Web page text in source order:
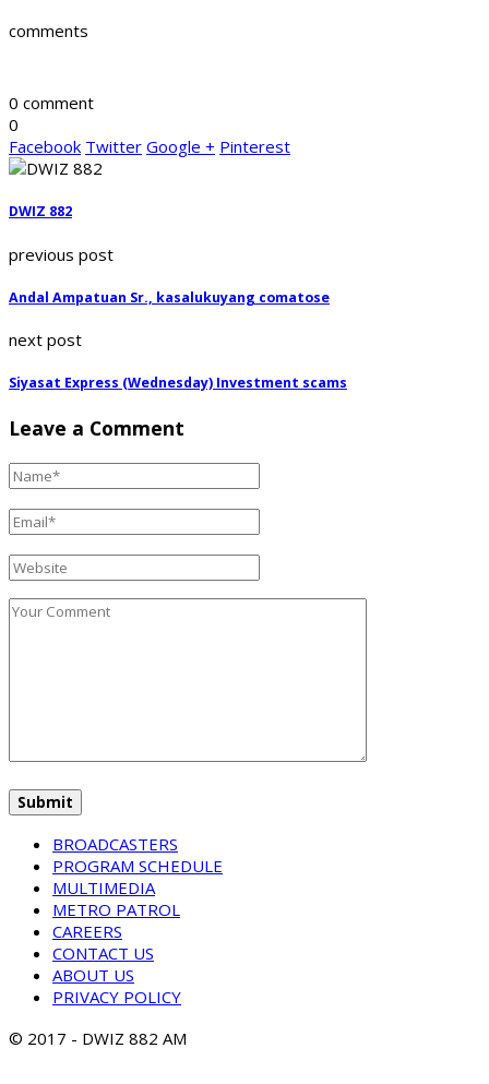
comments
0 comment
0
Facebook Twitter Google + Pinterest
DWIZ 882
previous post
Andal Ampatuan Sr., kasalukuyang comatose
next post
Siyasat Express (Wednesday) Investment scams
Leave a Comment
BROADCASTERS
PROGRAM SCHEDULE
MULTIMEDIA
METRO PATROL
CAREERS
CONTACT US
ABOUT US
PRIVACY POLICY
© 2017 - DWIZ 882 AM